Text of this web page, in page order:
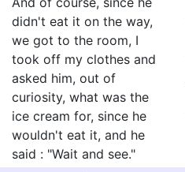
didn't eat it on the way,
we got to the room, I
took off my clothes and
asked him, out of
curiosity, what was the
ice cream for, since he
wouldn't eat it, and he
said : "Wait and see."